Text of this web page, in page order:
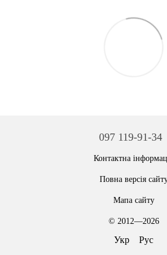
097 119-91-34
Контактна
Повна версія
Мапа сайту
© 2012—2026
Укр Рус